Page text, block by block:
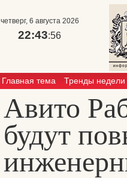
четверг, 6 августа 2026
22:43:56
Главная тема Тренды недели
Авито
будут